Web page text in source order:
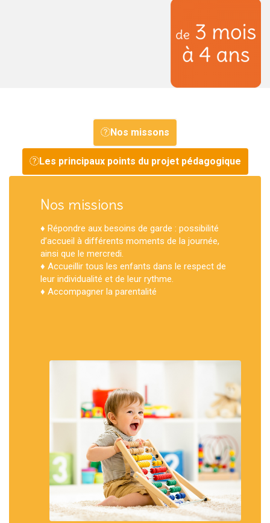
Nos missons
Les principaux points du projet pédagogique
Nos missions
♦ Répondre aux besoins de garde : possibilité
d’accueil à différents moments de la journée,
ainsi que le mercredi.
♦ Accueillir tous les enfants dans le respect de
leur individualité et de leur rythme.
♦ Accompagner la parentalité